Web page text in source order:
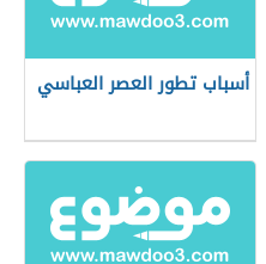
أسباب تطور العصر العباسي